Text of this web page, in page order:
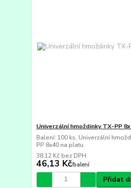
Univerzální hmoždinky TX-PP
Balení: 100 ks, Univerzální
PP 8x40 na platu
46,13 Kč/balení
38,12 Kč bez DPH
Přidat